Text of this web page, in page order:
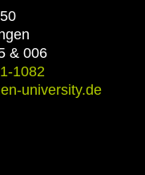
& 006
1082
university.de